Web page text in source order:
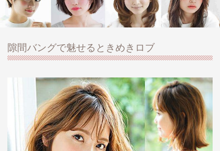
隙間バングで魅せるときめきロブ